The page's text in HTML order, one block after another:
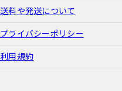
送料や発送について
プライバシーポリシー
利用規約